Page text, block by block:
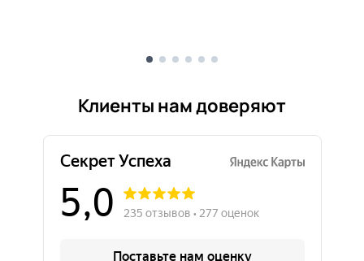
Клиенты нам доверяют